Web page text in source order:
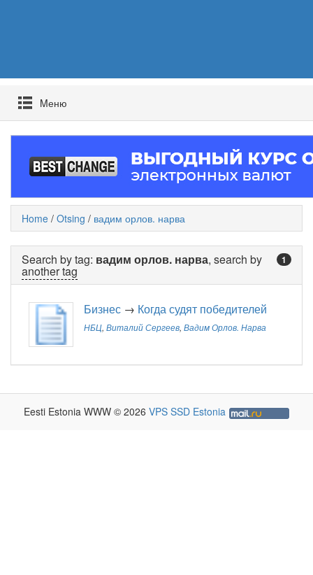
Mеню
Home / Otsing / вадим орлов. нарва
1
Search by tag: вадим орлов. нарва, search by
another tag
Бизнес → Когда судят победителей
НБЦ, Виталий Сергеев, Вадим Орлов. Нарва
Eesti Estonia WWW © 2026 VPS SSD Estonia